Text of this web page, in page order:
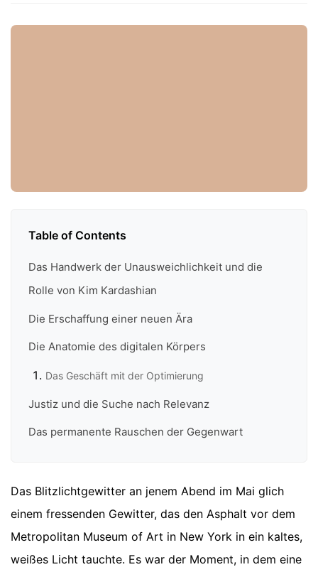
Table of Contents
Das Handwerk der Unausweichlichkeit und die
Rolle von Kim Kardashian
Die Erschaffung einer neuen Ära
Die Anatomie des digitalen Körpers
Das Geschäft mit der Optimierung
Justiz und die Suche nach Relevanz
Das permanente Rauschen der Gegenwart
Das Blitzlichtgewitter an jenem Abend im Mai glich
einem fressenden Gewitter, das den Asphalt vor dem
Metropolitan Museum of Art in New York in ein kaltes,
weißes Licht tauchte. Es war der Moment, in dem eine